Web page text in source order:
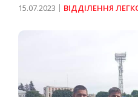
15.07.2023 ВІДДІЛЕННЯ